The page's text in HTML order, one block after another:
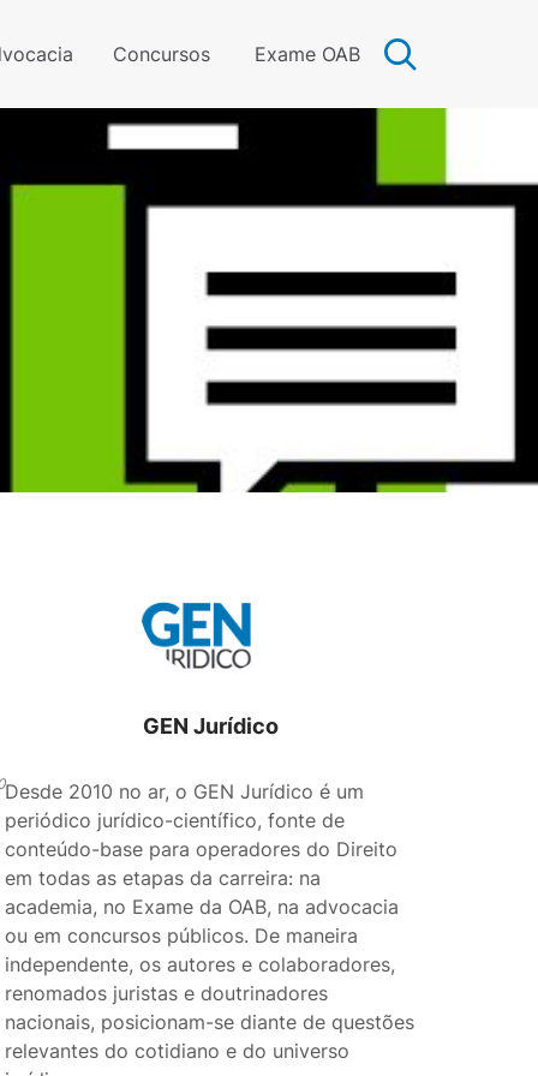
Concursos Exame OAB
GEN Jurídico
Desde 2010 no ar, o GEN Jurídico é um
periódico jurídico-científico, fonte de
conteúdo-base para operadores do Direito
em todas as etapas da carreira: na
academia, no Exame da OAB, na advocacia
ou em concursos públicos. De maneira
independente, os autores e colaboradores,
renomados juristas e doutrinadores
nacionais, posicionam-se diante de questões
relevantes do cotidiano e do universo